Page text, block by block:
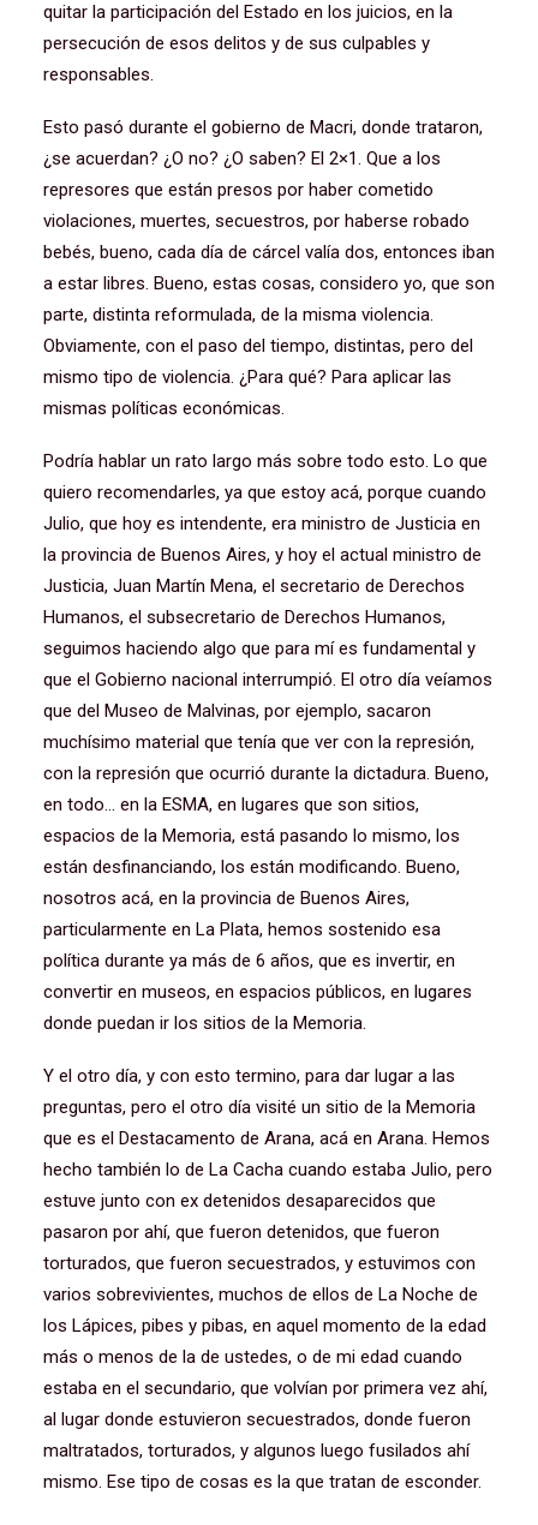
quitar la participación del Estado en los juicios, en la
persecución de esos delitos y de sus culpables y
responsables.
Esto pasó durante el gobierno de Macri, donde trataron,
¿se acuerdan? ¿O no? ¿O saben? El 2×1. Que a los
represores que están presos por haber cometido
violaciones, muertes, secuestros, por haberse robado
bebés, bueno, cada día de cárcel valía dos, entonces iban
a estar libres. Bueno, estas cosas, considero yo, que son
parte, distinta reformulada, de la misma violencia.
Obviamente, con el paso del tiempo, distintas, pero del
mismo tipo de violencia. ¿Para qué? Para aplicar las
mismas políticas económicas.
Podría hablar un rato largo más sobre todo esto. Lo que
quiero recomendarles, ya que estoy acá, porque cuando
Julio, que hoy es intendente, era ministro de Justicia en
la provincia de Buenos Aires, y hoy el actual ministro de
Justicia, Juan Martín Mena, el secretario de Derechos
Humanos, el subsecretario de Derechos Humanos,
seguimos haciendo algo que para mí es fundamental y
que el Gobierno nacional interrumpió. El otro día veíamos
que del Museo de Malvinas, por ejemplo, sacaron
muchísimo material que tenía que ver con la represión,
con la represión que ocurrió durante la dictadura. Bueno,
en todo… en la ESMA, en lugares que son sitios,
espacios de la Memoria, está pasando lo mismo, los
están desfinanciando, los están modificando. Bueno,
nosotros acá, en la provincia de Buenos Aires,
particularmente en La Plata, hemos sostenido esa
política durante ya más de 6 años, que es invertir, en
convertir en museos, en espacios públicos, en lugares
donde puedan ir los sitios de la Memoria.
Y el otro día, y con esto termino, para dar lugar a las
preguntas, pero el otro día visité un sitio de la Memoria
que es el Destacamento de Arana, acá en Arana. Hemos
hecho también lo de La Cacha cuando estaba Julio, pero
estuve junto con ex detenidos desaparecidos que
pasaron por ahí, que fueron detenidos, que fueron
torturados, que fueron secuestrados, y estuvimos con
varios sobrevivientes, muchos de ellos de La Noche de
los Lápices, pibes y pibas, en aquel momento de la edad
más o menos de la de ustedes, o de mi edad cuando
estaba en el secundario, que volvían por primera vez ahí,
al lugar donde estuvieron secuestrados, donde fueron
maltratados, torturados, y algunos luego fusilados ahí
mismo. Ese tipo de cosas es la que tratan de esconder.